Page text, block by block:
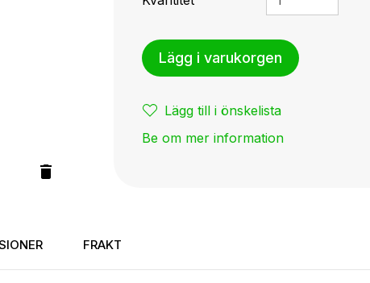
Lägg i varukorgen
Lägg till i önskelista
Be om mer information
FRAKT